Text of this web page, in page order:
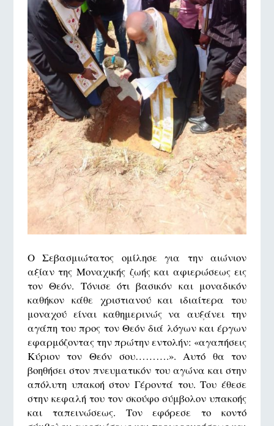
Ο Σεβασμιώτατος ομίλησε για την αιώνιον
αξίαν της Μοναχικής ζωής και αφιερώσεως εις
τον Θεόν. Τόνισε ότι βασικόν και μοναδικόν
καθήκον κάθε χριστιανού και ιδιαίτερα του
μοναχού είναι καθημερινώς να αυξάνει την
αγάπη του προς τον Θεόν διά λόγων και έργων
εφαρμόζοντας την πρώτην εντολήν: «αγαπήσεις
Κύριον τον Θεόν σου……….». Αυτό θα τον
βοηθήσει στον πνευματικόν του αγώνα και στην
απόλυτη υπακοή στον Γέροντά του. Του έθεσε
στην κεφαλή του τον σκούφο σύμβολον υπακοής
και ταπεινώσεως. Τον εφόρεσε το κοντό